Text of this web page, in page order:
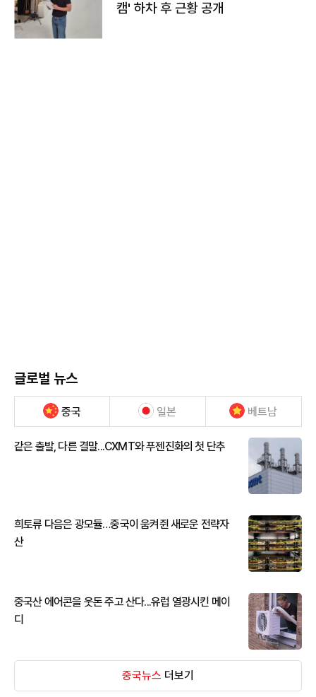
캠' 하차 후 근황 공개
글로벌 뉴스
중국 일본 베트남
같은 출발, 다른 결말...CXMT와 푸젠진화의 첫 단추
희토류 다음은 광모듈…중국이 움켜쥔 새로운 전략자
산
중국산 에어콘을 웃돈 주고 산다...유럽 열광시킨 메이
디
중국뉴스 더보기